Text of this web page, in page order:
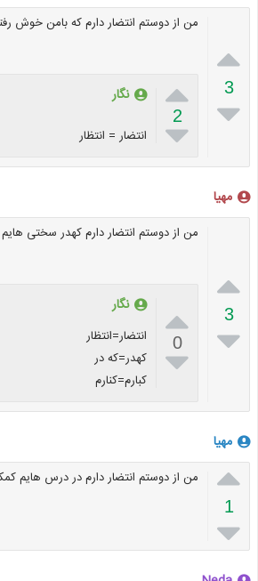

3

من از دوستم انتضار دارم که بامن خوش

2

نگار
انتضار = انتظار
مهیا

3

من از دوستم انتضار دارم کهدر سختی هایم

0

نگار
انتضار=انتظار
کهدر=که در
کبارم=کنارم
مهیا

1

من از دوستم انتضار دارم در درس هایم